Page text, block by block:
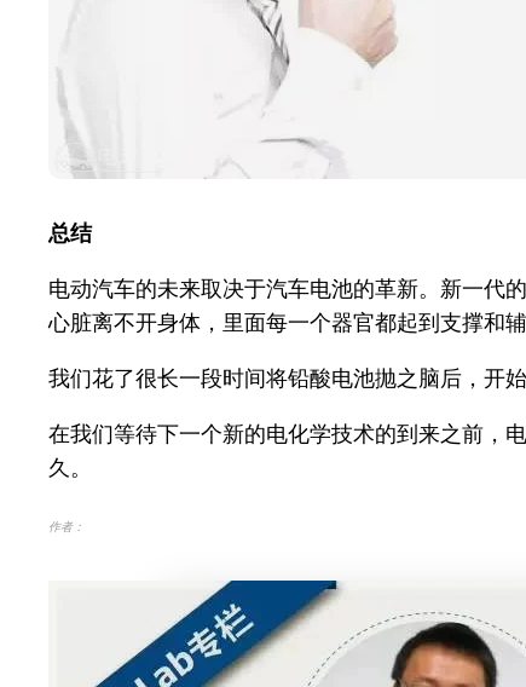
总结
电动汽车的未来取决于汽车电池的革新。新一代
心脏离不开身体，里面每一个器官都起到支撑和辅
我们花了很长一段时间将铅酸电池抛之脑后，开
在我们等待下一个新的电化学技术的到来之前，
久。
作者：